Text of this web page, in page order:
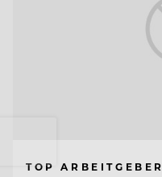
TOP ARBEITGEBER